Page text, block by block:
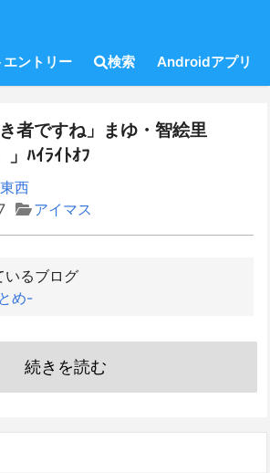
エントリー 検索 Androidアプリ
者ですね」まゆ・智絵里
」ﾊｲﾗｲﾄｵﾌ
西
アイマス
いるブログ
め-
続きを読む